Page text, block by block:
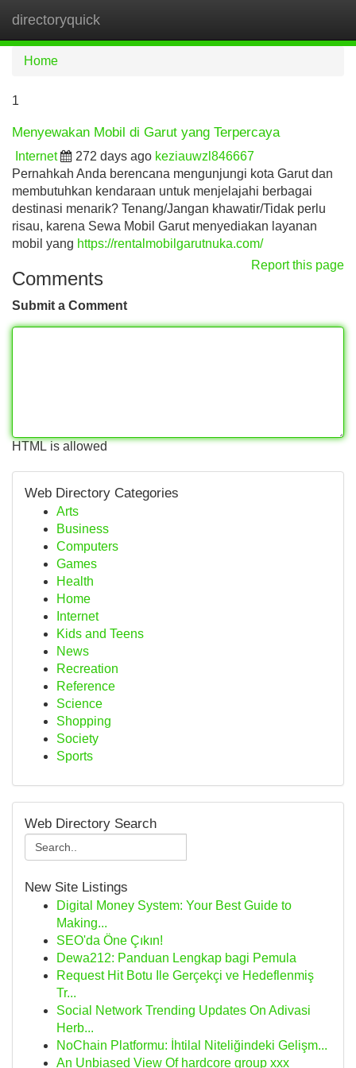
directoryquick
Home
1
Menyewakan Mobil di Garut yang Terpercaya
Internet 272 days ago keziauwzl846667
Pernahkah Anda berencana mengunjungi kota Garut dan
membutuhkan kendaraan untuk menjelajahi berbagai
destinasi menarik? Tenang/Jangan khawatir/Tidak perlu
risau, karena Sewa Mobil Garut menyediakan layanan
mobil yang https://rentalmobilgarutnuka.com/
Report this page
Comments
Submit a Comment
HTML is allowed
Web Directory Categories
Arts
Business
Computers
Games
Health
Home
Internet
Kids and Teens
News
Recreation
Reference
Science
Shopping
Society
Sports
Web Directory Search
New Site Listings
Digital Money System: Your Best Guide to
Making...
SEO'da Öne Çıkın!
Dewa212: Panduan Lengkap bagi Pemula
Request Hit Botu Ile Gerçekçi ve Hedeflenmiş
Tr...
Social Network Trending Updates On Adivasi
Herb...
NoChain Platformu: İhtilal Niteliğindeki Gelişm...
An Unbiased View Of hardcore group xxx